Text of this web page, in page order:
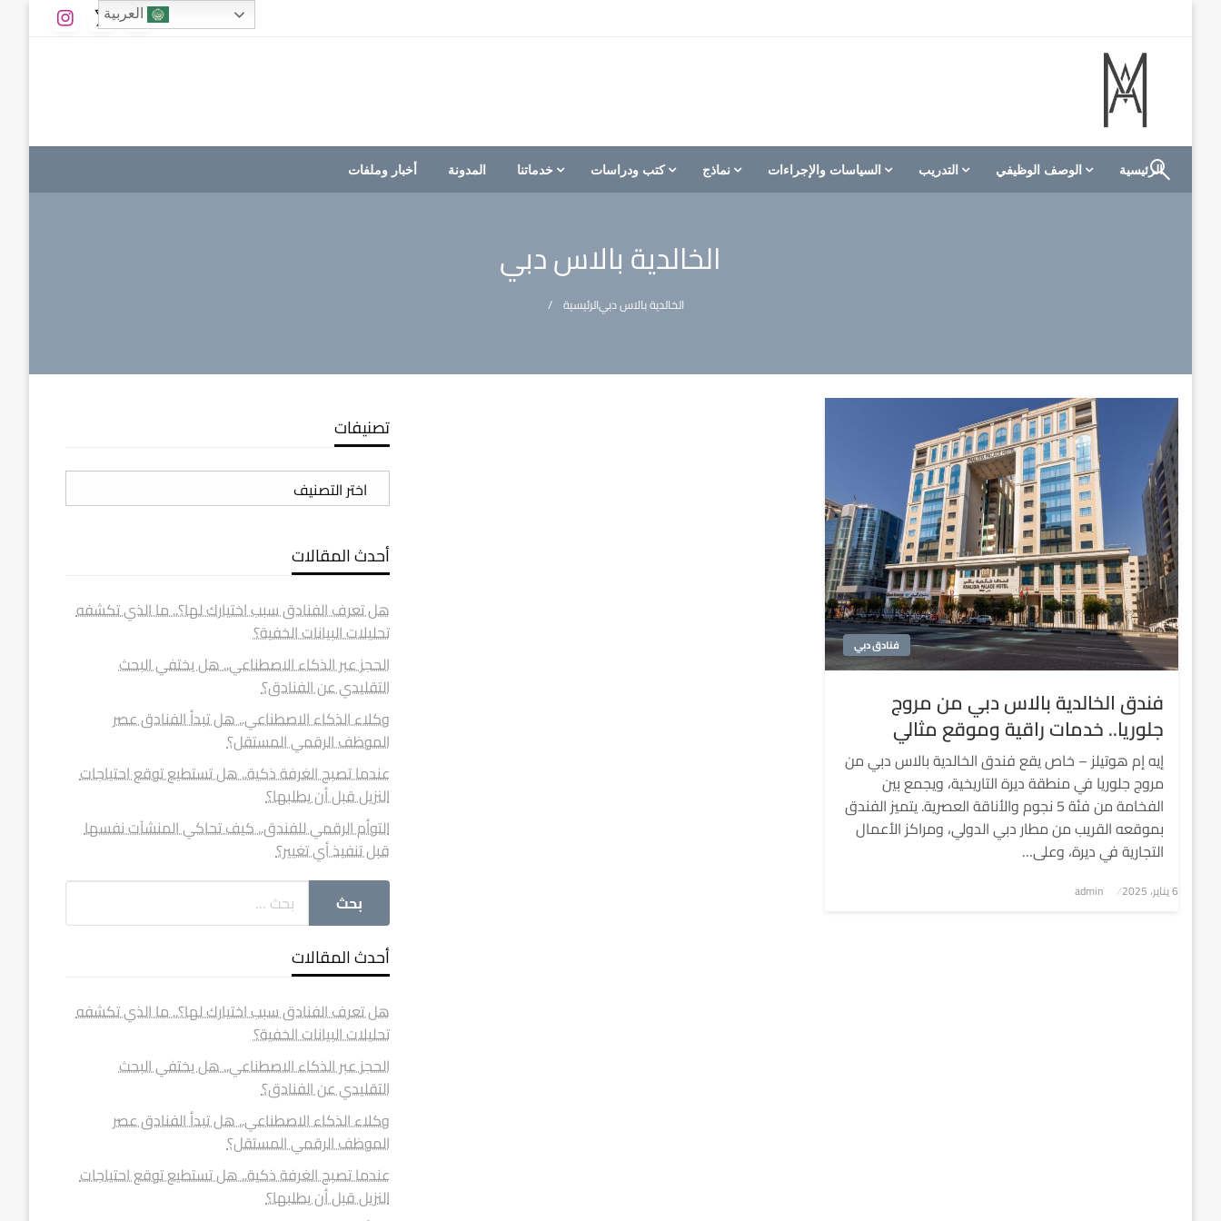
M A hotels | إم ايه هوتيلز
الموقع الأول للعاملين في الفنادق في العالم العربي
الرئيسية الوصف الوظيفي التدريب السياسات والإجراءات نماذج كتب ودراسات خدماتنا المدونة أخبار وملفات
الخالدية بالاس دبي
الرئيسيةالخالدية بالاس دبي
فنادق دبي
فندق الخالدية بالاس دبي من مروج
جلوريا.. خدمات راقية وموقع مثالي
إيه إم هوتيلز – خاص يقع فندق الخالدية بالاس دبي من
مروج جلوريا في منطقة ديرة التاريخية، ويجمع بين
الفخامة من فئة 5 نجوم والأناقة العصرية. يتميز الفندق
بموقعه القريب من مطار دبي الدولي، ومراكز الأعمال
التجارية في ديرة، وعلى…
نُشر
في6 يناير، 2025 admin
تصنيفات
تصنيفات
أحدث المقالات
هل تعرف الفنادق سبب اختيارك لها؟.. ما الذي تكشفه
تحليلات البيانات الخفية؟
الحجز عبر الذكاء الاصطناعي.. هل يختفي البحث
التقليدي عن الفنادق؟
وكلاء الذكاء الاصطناعي.. هل تبدأ الفنادق عصر
الموظف الرقمي المستقل؟
عندما تصبح الغرفة ذكية.. هل تستطيع توقع احتياجات
النزيل قبل أن يطلبها؟
التوأم الرقمي للفندق.. كيف تحاكي المنشآت نفسها
قبل تنفيذ أي تغيير؟
أحدث المقالات
هل تعرف الفنادق سبب اختيارك لها؟.. ما الذي تكشفه
تحليلات البيانات الخفية؟
الحجز عبر الذكاء الاصطناعي.. هل يختفي البحث
التقليدي عن الفنادق؟
وكلاء الذكاء الاصطناعي.. هل تبدأ الفنادق عصر
الموظف الرقمي المستقل؟
عندما تصبح الغرفة ذكية.. هل تستطيع توقع احتياجات
النزيل قبل أن يطلبها؟
العربية